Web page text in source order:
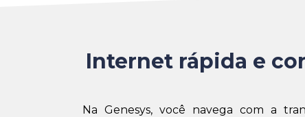
Internet rápida e
Na Genesys, você navega com a